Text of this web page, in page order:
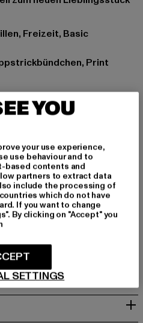
Freizeit, Basic
Print
70% Baumwolle, 30%
GmbH |info@tbint.de
| 64372 Ober-Ramstadt |
YOU
your use experience,
use behaviour and to
based contents and
partners to extract data
include the processing of
which do not have
If you want to change
By clicking on "Accept" you
SETTINGS